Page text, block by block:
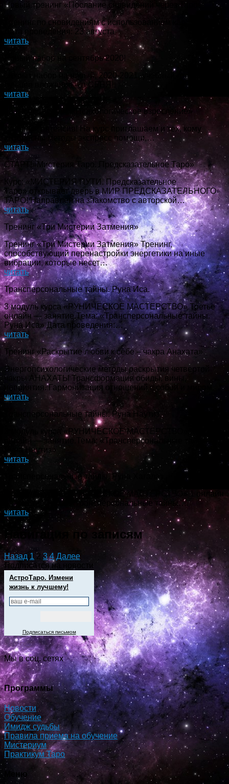
Новый тренинг «Послание сновидений через Таро»!
Тренинг по сновидениям с использованием карт Таро.
Дата проведения: 23 августа
читать
Новый набор на сентябрь 2020!
Открыт набор на новый, 2020-2021, учебный год! Самое
лучшее вложение – в СЕБЯ!
читать
29 мая-спец курс «Психологическое взросление»
Драйв — интенсив! На курс приглашаем и тех, кому
интересны методы экспресс помощи,…
читать
СТАРТ!»Мистерия Таро. Предсказательное Таро»
Курс: «МИСТЕРИЯ ПУТИ. Предсказательное
Таро» открывает дверь в МИР ПРЕДСКАЗАТЕЛЬНОГО
ТАРО! Направлен на знакомство с авторской…
читать
Тренинг «Три Мистерии Затмения»
Тренинг «Три Мистерии Затмения» Тренинг,
способствующий перенастройки энергетики на иные
вибрации, которые несет…
читать
Трансперсональные тайны. Руна Иса.
3 модуль курса «РУНИЧЕСКОЕ МАСТЕРСТВО» Третье
онлайн — занятие.Тема: «Трансперсональные тайны.
Руна Иса» Дата проведения:…
читать
Тренинг «Раскрытие любви к себе – чакра Анахата»
Энергопсихологические методы раскрытия четвертой
чакры АНАХАТЫ Трансформация обиды, вины,
неприятия. Гармонизация отношений с собой и миром.
читать
Трансперсональные тайны. Руна Наутиз.
3 модуль курса «РУНИЧЕСКОЕ МАСТЕРСТВО» 2-ое
онлайн — занятие.Тема: «Трансперсональные тайны.
Руна Наутиз»
читать
Трансперсональные тайны. Руна Хагалаз.
3 модуль курса «РУНИЧЕСКОЕ МАСТЕРСТВО» 1 онлайн
— занятие.Тема: «Трансперсональные тайны….
читать
Навигация по записям
Назад 1 2 3 4 Далее
Подписатся на новости
АстроТаро. Измени
жизнь к лучшему!
Подписаться письмом
Мы в соц. сетях
Программы
Новости
Обучение
Имидж судьбы
Правила приема на обучение
Мистериум
Практикум Таро
Меню